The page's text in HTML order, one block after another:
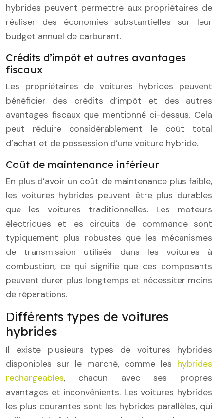
hybrides peuvent permettre aux propriétaires de
réaliser des économies substantielles sur leur
budget annuel de carburant.
Crédits d’impôt et autres avantages
fiscaux
Les propriétaires de voitures hybrides peuvent
bénéficier des crédits d’impôt et des autres
avantages fiscaux que mentionné ci-dessus. Cela
peut réduire considérablement le coût total
d’achat et de possession d’une voiture hybride.
Coût de maintenance inférieur
En plus d’avoir un coût de maintenance plus faible,
les voitures hybrides peuvent être plus durables
que les voitures traditionnelles. Les moteurs
électriques et les circuits de commande sont
typiquement plus robustes que les mécanismes
de transmission utilisés dans les voitures à
combustion, ce qui signifie que ces composants
peuvent durer plus longtemps et nécessiter moins
de réparations.
Différents types de voitures
hybrides
Il existe plusieurs types de voitures hybrides
disponibles sur le marché, comme les hybrides
rechargeables, chacun avec ses propres
avantages et inconvénients. Les voitures hybrides
les plus courantes sont les hybrides parallèles, qui